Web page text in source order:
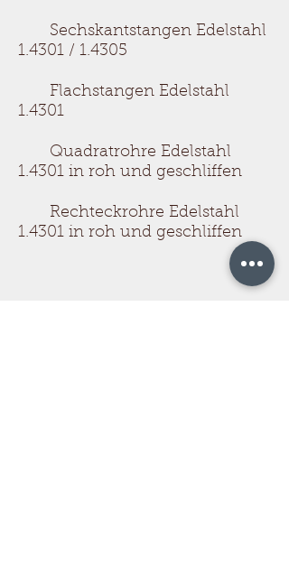
Sechskantstangen Edelstahl
1.4301 / 1.4305
Flachstangen Edelstahl
1.4301
Quadratrohre Edelstahl
1.4301 in roh und geschliffen
Rechteckrohre Edelstahl
1.4301 in roh und geschliffen